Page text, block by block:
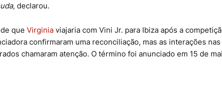
, declarou.
que Virginia viajaria com Vini Jr. para Ibiza após a
confirmaram uma reconciliação, mas as interações
chamaram atenção. O término foi anunciado em 15 de